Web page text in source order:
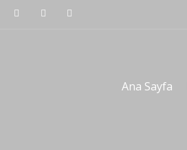
Ana Sayfa